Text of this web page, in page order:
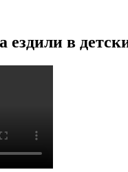
ездили в